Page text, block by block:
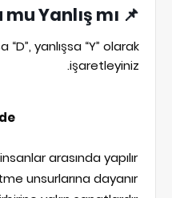
📌
Yanlış mı?
yanlışsa “Y” olarak
işaretleyiniz.
arasında yapılır.
unsurlarına dayanır.